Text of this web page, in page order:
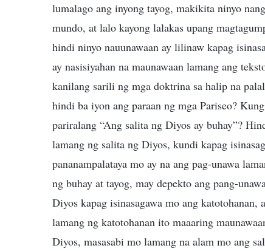
lumalago ang inyong tayog, makikita ninyo
mundo, at lalo kayong lalakas upang
hindi ninyo nauunawaan ay lilinaw kapag
ay nasisiyahan na maunawaan lamang ang
kanilang sarili ng mga doktrina sa halip na
hindi ba iyon ang paraan ng mga Pariseo?
pariralang “Ang salita ng Diyos ay buhay”?
lamang ng salita ng Diyos, kundi kapag
pananampalataya mo ay na ang pag-unawa
ng buhay at tayog, may depekto ang pang-
Diyos kapag isinasagawa mo ang katotohanan,
lamang ng katotohanan ito maaaring
Diyos, masasabi mo lamang na alam mo ang